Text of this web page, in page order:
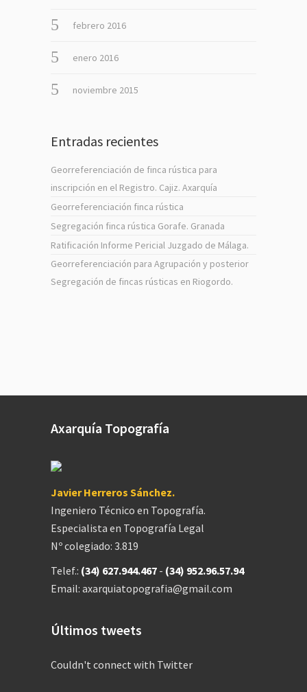
febrero 2016
enero 2016
noviembre 2015
Entradas recientes
Georreferenciación de finca rústica para
inscripción en el Registro. Cajiz. Axarquía
Georreferenciación finca rústica
Segregación finca rústica Gorafe. Granada
Ratificación Informe Pericial Juzgado de Málaga.
Georreferenciación para Agrupación y posterior
Segregación de fincas rústicas en Riogordo.
Axarquía Topografía
Javier Herreros Sánchez.
Ingeniero Técnico en Topografía.
Especialista en Topografía Legal
Nº colegiado: 3.819
Telef.: (34) 627.944.467 - (34) 952.96.57.94
Email: axarquiatopografia@gmail.com
Últimos tweets
Couldn't connect with Twitter